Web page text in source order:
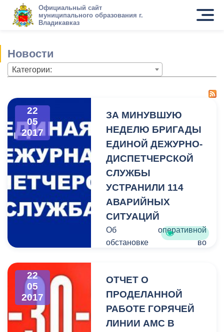
Официальный сайт
муниципального образования г.
Владикавказ
Новости
Категории:
22
05
2017
ЗА МИНУВШУЮ
НЕДЕЛЮ БРИГАДЫ
ЕДИНОЙ ДЕЖУРНО-
ДИСПЕТЧЕРСКОЙ
СЛУЖБЫ
УСТРАНИЛИ 114
АВАРИЙНЫХ
СИТУАЦИЙ
Об оперативной
обстановке во
хозяйства сообщает
Единая дежурно-
диспетчерская служба.
22
05
2017
ОТЧЕТ О
ПРОДЕЛАННОЙ
РАБОТЕ ГОРЯЧЕЙ
ЛИНИИ АМС В